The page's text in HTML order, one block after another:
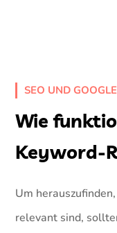
SEO UND
Wie
Keyword-
Um
relevant sind,